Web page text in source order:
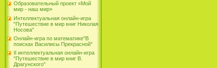
Образовательный проект «Мой
мир - наш мир»
Интеллектуальная онлайн-игра
"Путешествие в мир книг Николая
Носова"
Онлайн-игра по математике"В
поисках Василисы Прекрасной"
II интеллектуальная онлайн-игра
"Путешествие в мир книг В.
Драгунского"